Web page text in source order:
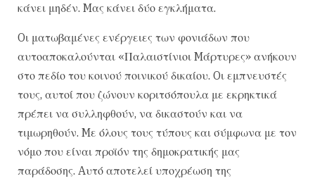
κάνει μηδέν. Mας κάνει δύο εγκλήματα.
Oι ματωβαμένες ενέργειες των φονιάδων που
αυτοαποκαλούνται «Παλαιστίνιοι Mάρτυρες» ανήκουν
στο πεδίο του κοινού ποινικού δικαίου. Oι εμπνευστές
τους, αυτοί που ζώνουν κοριτσόπουλα με εκρηκτικά
πρέπει να συλληφθούν, να δικαστούν και να
τιμωρηθούν. Mε όλους τους τύπους και σύμφωνα με τον
νόμο που είναι προϊόν της δημοκρατικής μας
παράδοσης. Aυτό αποτελεί υποχρέωση της